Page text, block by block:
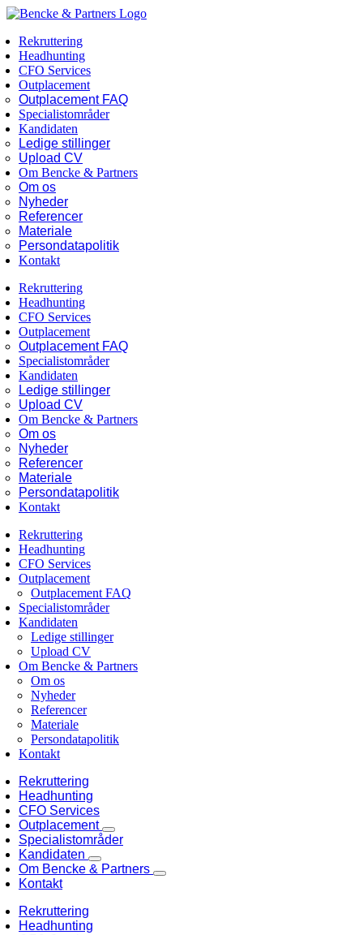
Skip
content
Facebook
LinkedIn
Rekruttering
Headhunting
CFO Services
Outplacement
Outplacement FAQ
Specialistområder
Kandidaten
Ledige stillinger
Upload CV
Om Bencke & Partners
Om os
Nyheder
Referencer
Materiale
Persondatapolitik
Kontakt
Rekruttering
Headhunting
CFO Services
Outplacement
Outplacement FAQ
Specialistområder
Kandidaten
Ledige stillinger
Upload CV
Om Bencke & Partners
Om os
Nyheder
Referencer
Materiale
Persondatapolitik
Kontakt
Rekruttering
Headhunting
CFO Services
Outplacement
Outplacement FAQ
Specialistområder
Kandidaten
Ledige stillinger
Upload CV
Om Bencke & Partners
Om os
Nyheder
Referencer
Materiale
Persondatapolitik
Kontakt
Rekruttering
Headhunting
CFO Services
Outplacement
Specialistområder
Kandidaten
Om Bencke & Partners
Kontakt
Rekruttering
Headhunting